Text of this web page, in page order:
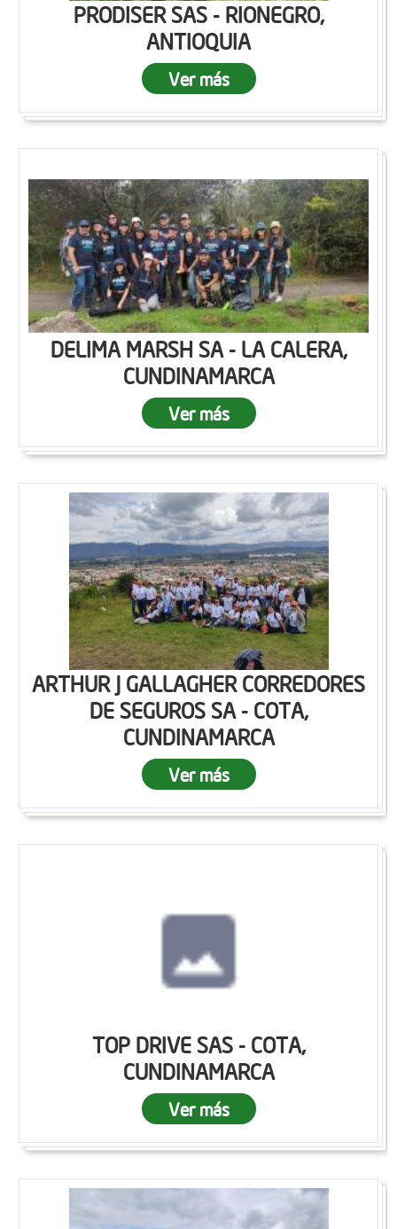
PRODISER SAS - RIONEGRO,
ANTIOQUIA
Ver más
DELIMA MARSH SA - LA CALERA,
CUNDINAMARCA
Ver más
ARTHUR J GALLAGHER CORREDORES
DE SEGUROS SA - COTA,
CUNDINAMARCA
Ver más
TOP DRIVE SAS - COTA,
CUNDINAMARCA
Ver más